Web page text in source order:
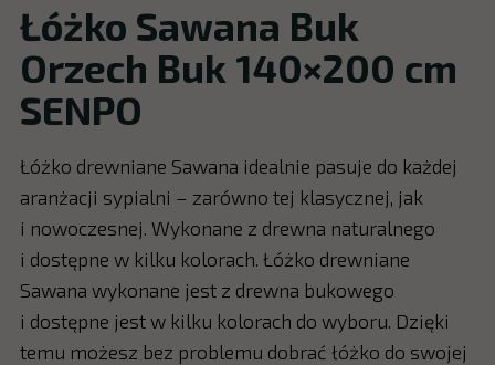
Łóżko Sawana Buk
Orzech Buk 140×200 cm
SENPO
Łóżko drewniane Sawana idealnie pasuje do każdej
aranżacji sypialni – zarówno tej klasycznej, jak
i nowoczesnej. Wykonane z drewna naturalnego
i dostępne w kilku kolorach. Łóżko drewniane
Sawana wykonane jest z drewna bukowego
i dostępne jest w kilku kolorach do wyboru. Dzięki
temu możesz bez problemu dobrać łóżko do swojej